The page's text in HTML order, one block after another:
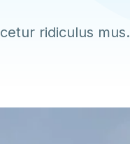
ridiculus mus.